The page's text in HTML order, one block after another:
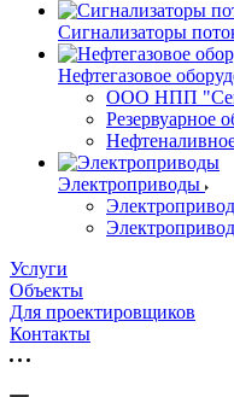
Сигнализаторы
Нефтегазовое
ООО НПП
Резервуарное
Электроприводы
Услуги
Объекты
Для проектировщиков
Контакты